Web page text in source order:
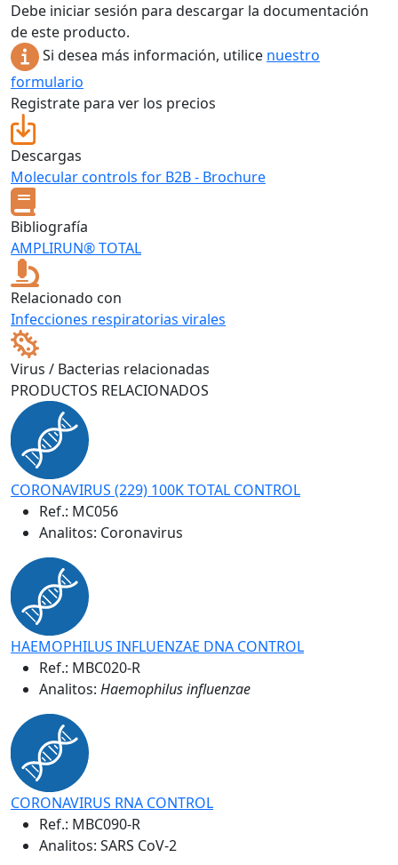
Debe iniciar sesión para descargar la documentación
de este producto.
Si desea más información, utilice nuestro
formulario
Registrate para ver los precios
Descargas
Molecular controls for B2B - Brochure
Bibliografía
AMPLIRUN® TOTAL
Relacionado con
Infecciones respiratorias virales
Virus / Bacterias relacionadas
PRODUCTOS RELACIONADOS
CORONAVIRUS (229) 100K TOTAL CONTROL
Ref.: MC056
Analitos: Coronavirus
HAEMOPHILUS INFLUENZAE DNA CONTROL
Ref.: MBC020-R
Analitos: Haemophilus influenzae
CORONAVIRUS RNA CONTROL
Ref.: MBC090-R
Analitos: SARS CoV-2